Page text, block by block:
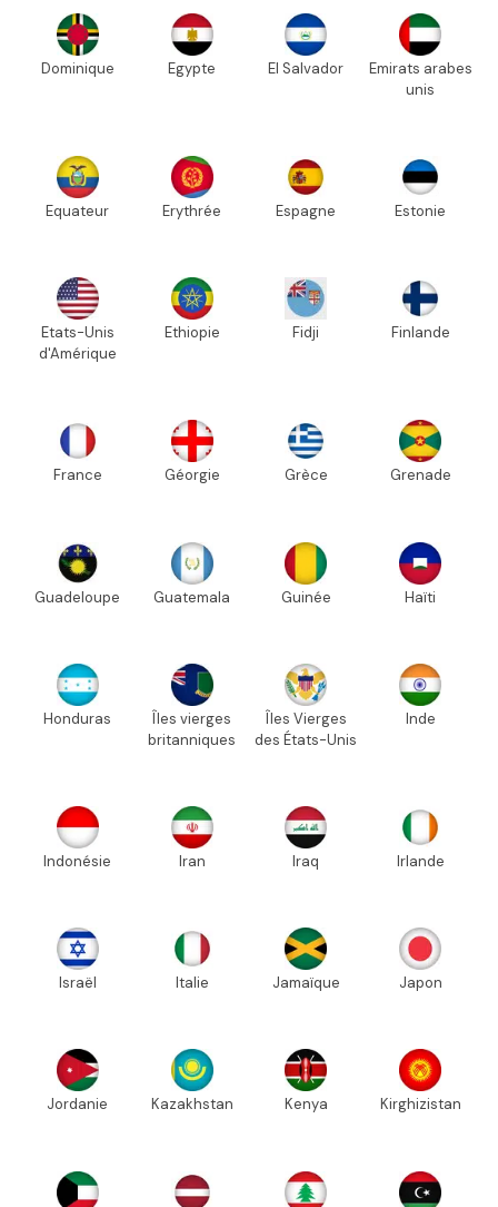
Dominique Egypte El Salvador
Emirats arabes
unis
Equateur Erythrée Espagne Estonie
Etats-Unis
d'Amérique
Ethiopie Fidji Finlande
France Géorgie Grèce Grenade
Guadeloupe Guatemala Guinée Haïti
Honduras
Îles vierges
britanniques
Îles Vierges
des États-Unis
Inde
Indonésie Iran Iraq Irlande
Israël Italie Jamaïque Japon
Jordanie Kazakhstan Kenya Kirghizistan